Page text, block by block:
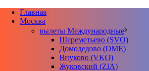
Главная
Москва
вылеты Международные
Шереметьево (SVO)
Домодедово (DME)
Внуково (VKO)
Жуковский (ZIA)